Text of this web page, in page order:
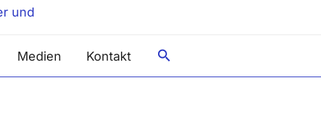
Medien Kontakt Suche